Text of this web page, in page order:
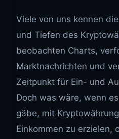
Viele von uns kennen
und Tiefen des
beobachten Charts,
Marktnachrichten und
Zeitpunkt für Ein- und
Doch was wäre, wenn
gäbe, mit
Einkommen zu erzielen,